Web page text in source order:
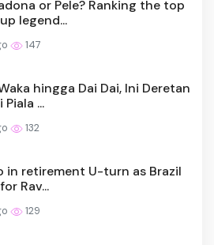
or Pele? Ranking the top
legend...
147
hingga Dai Dai, Ini Deretan
Piala ...
132
in retirement U-turn as Brazil
Rav...
129